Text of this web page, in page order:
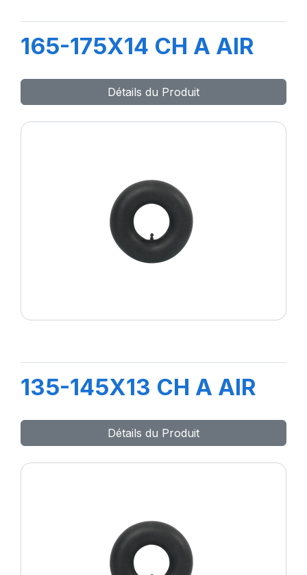
165-175X14 CH A AIR
Détails du Produit
135-145X13 CH A AIR
Détails du Produit